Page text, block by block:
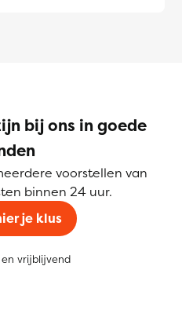
bij ons in goede
voorstellen van
binnen 24 uur.
je klus
vrijblijvend